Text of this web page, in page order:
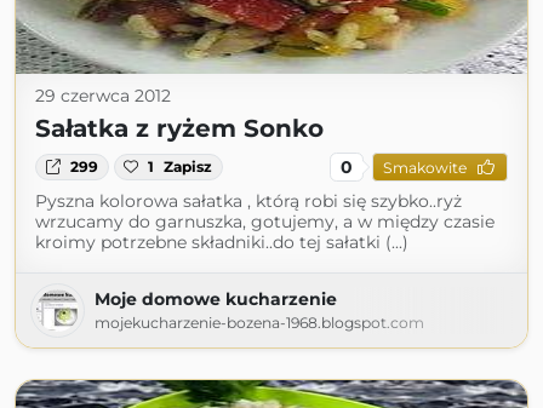
29 czerwca 2012
Sałatka z ryżem Sonko
299 1 Zapisz 0 Smakowite
Pyszna kolorowa sałatka , którą robi się szybko..ryż
wrzucamy do garnuszka, gotujemy, a w między czasie
kroimy potrzebne składniki..do tej sałatki (...)
Moje domowe kucharzenie
mojekucharzenie-bozena-1968.blogspot.com